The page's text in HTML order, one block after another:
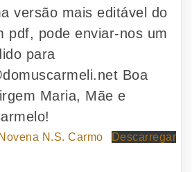
versão mais editável do
pdf, pode enviar-nos um
para
Boa
Maria, Mãe e
N.S. Carmo Descarregar